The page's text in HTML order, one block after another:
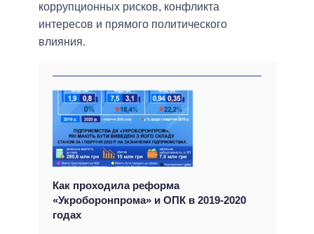
коррупционных рисков, конфликта
интересов и прямого политического
влияния.
Как проходила реформа
«Укроборонпрома» и ОПК в 2019-2020
годах